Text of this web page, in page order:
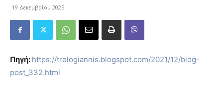
19 Δεκεμβρίου 2025
Πηγή: https://trelogiannis.blogspot.com/2021/12/blog-
post_332.html